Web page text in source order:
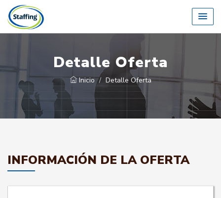
Detalle Oferta
Inicio Detalle Oferta
INFORMACIÓN DE LA OFERTA